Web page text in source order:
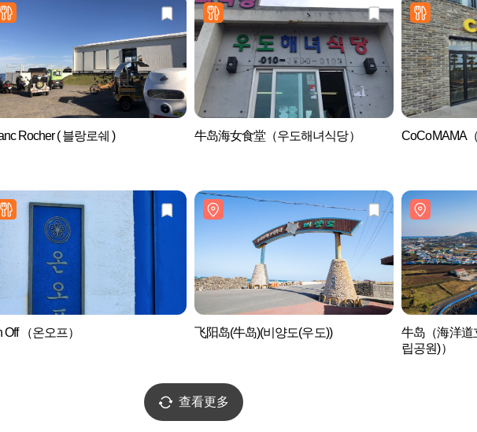
Rocher ( 블랑로쉐 ) 牛岛海女食堂（우도해녀식당） CoCoMAMA
Off （온오프） 飞阳岛(牛岛)(비양도(우도))
牛岛（海洋道
립공원)）
查看更多